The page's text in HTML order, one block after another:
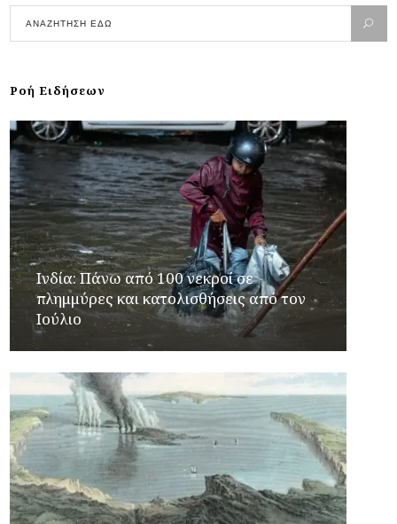
Ροή Ειδήσεων
Ινδία: Πάνω από 100 νεκροί σε
πλημμύρες και κατολισθήσεις από τον
Ιούλιο